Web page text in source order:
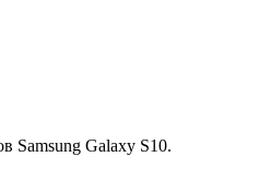
Samsung Galaxy S10.